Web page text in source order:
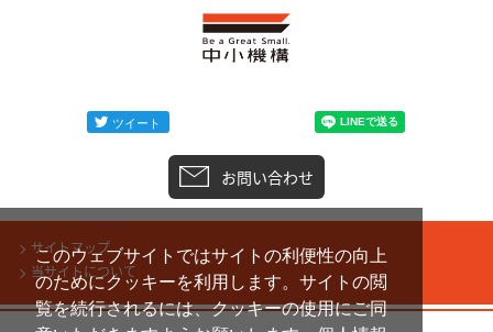
このウェブサイトではサイトの利便性の向上
のためにクッキーを利用します。サイトの閲
覧を続行されるには、クッキーの使用にご同
お問い合わせ
サイトマップ
当サイトについて